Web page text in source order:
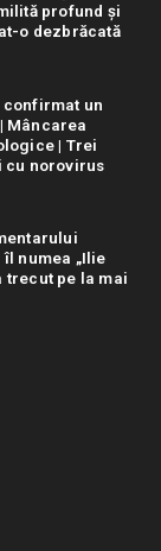
profund și
o dezbrăcată
confirmat un
Mâncarea
| Trei
cu norovirus
numea „Ilie
trecut pe la mai